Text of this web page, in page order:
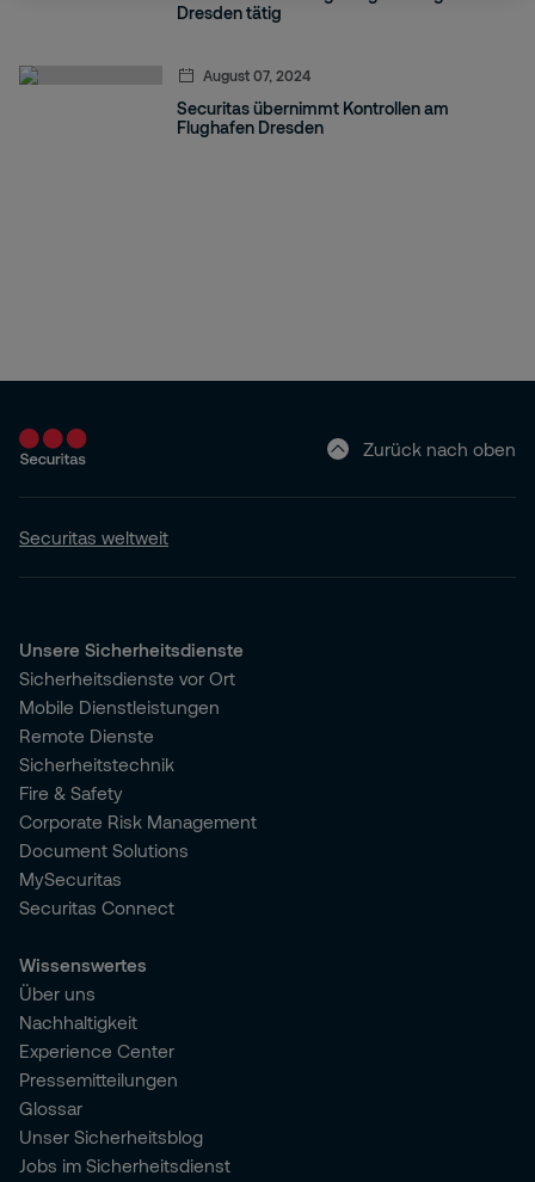
Dresden tätig
August 07, 2024
Securitas übernimmt Kontrollen am
Flughafen Dresden
Zurück nach oben
Securitas weltweit
Unsere Sicherheitsdienste
Sicherheitsdienste vor Ort
Mobile Dienstleistungen
Remote Dienste
Sicherheitstechnik
Fire & Safety
Corporate Risk Management
Document Solutions
MySecuritas
Securitas Connect
Wissenswertes
Über uns
Nachhaltigkeit
Experience Center
Pressemitteilungen
Glossar
Unser Sicherheitsblog
Jobs im Sicherheitsdienst